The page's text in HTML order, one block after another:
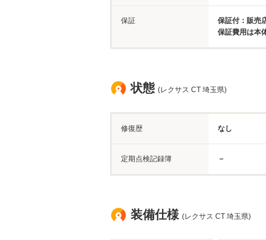
保証
保証付：販売
保証費用は本
状態 (レクサス CT 埼玉県)
修復歴 なし
定期点検記録簿 －
装備仕様 (レクサス CT 埼玉県)